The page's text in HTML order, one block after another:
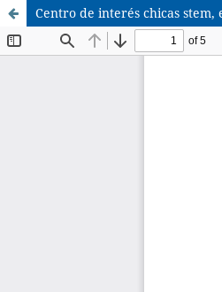
Centro de interés chicas